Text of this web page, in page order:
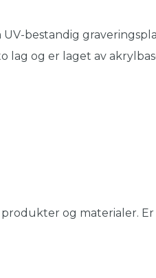
UV-bestandig
lag og er laget av
og materialer.